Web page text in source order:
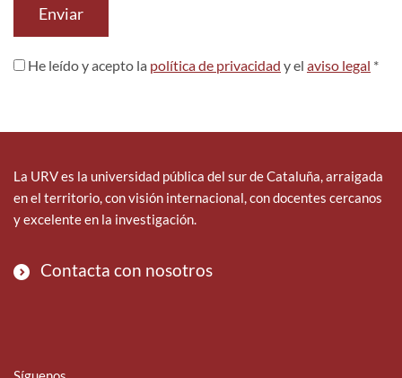
Enviar
He leído y acepto la política de privacidad y el aviso legal *
La URV es la universidad pública del sur de Cataluña, arraigada
en el territorio, con visión internacional, con docentes cercanos
y excelente en la investigación.
Contacta con nosotros